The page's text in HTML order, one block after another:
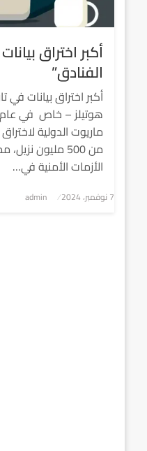
أكبر اختراق
الفنادق”
أكبر اختراق بيانات في
ماريوت الدولية
من 500 مليون
الأزمات الأمنية في…
نُشر
7 نوفمبر، 2024 admin